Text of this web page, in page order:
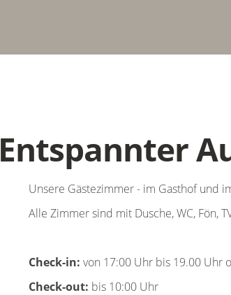
Entspannter
Unsere Gästezimmer - im Gasthof und
Alle Zimmer sind mit Dusche, WC, Fön,
Check-in: von 17:00 Uhr bis 19.00 Uhr
Check-out: bis 10:00 Uhr